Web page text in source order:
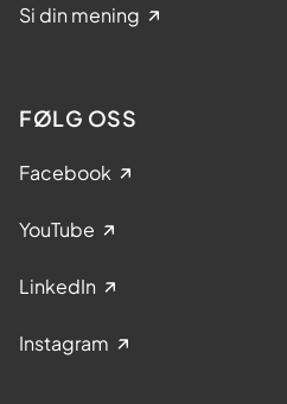
Si din mening
FØLG OSS
Facebook
YouTube
LinkedIn
Instagram